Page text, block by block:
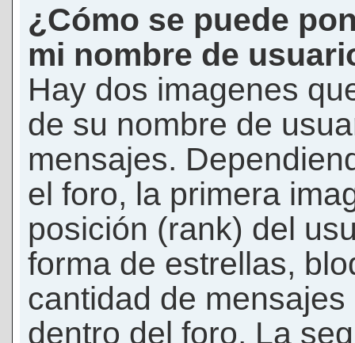
¿Cómo se puede
mi nombre de
Hay dos imagenes
de su nombre de
mensajes.
el foro, la primera
posición (rank) del
forma de estrellas,
cantidad de
dentro del foro. La